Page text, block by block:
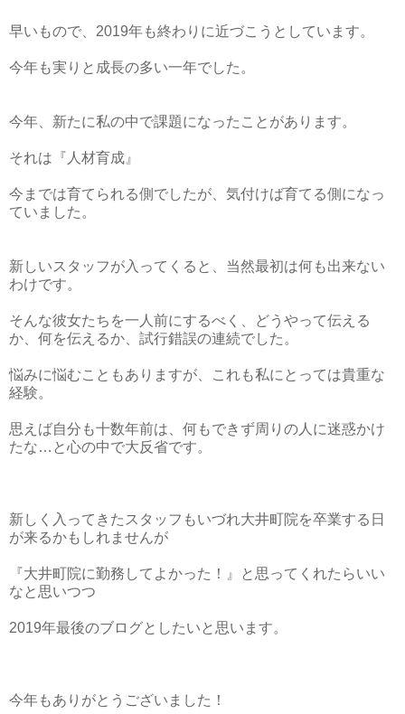
早いもので、2019年も終わりに近づこうとしています。
今年も実りと成長の多い一年でした。
今年、新たに私の中で課題になったことがあります。
それは『人材育成』
今までは育てられる側でしたが、気付けば育てる側になっ
ていました。
新しいスタッフが入ってくると、当然最初は何も出来ない
わけです。
そんな彼女たちを一人前にするべく、どうやって伝える
か、何を伝えるか、試行錯誤の連続でした。
悩みに悩むこともありますが、これも私にとっては貴重な
経験。
思えば自分も十数年前は、何もできず周りの人に迷惑かけ
たな…と心の中で大反省です。
新しく入ってきたスタッフもいづれ大井町院を卒業する日
が来るかもしれませんが
『大井町院に勤務してよかった！』と思ってくれたらいい
なと思いつつ
2019年最後のブログとしたいと思います。
今年もありがとうございました！